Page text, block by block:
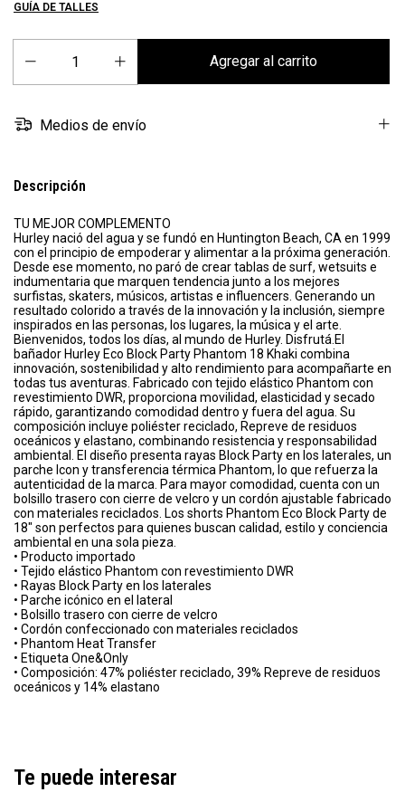
GUÍA DE TALLES
Medios de envío
Descripción
TU MEJOR COMPLEMENTO
Hurley nació del agua y se fundó en Huntington Beach, CA en 1999
con el principio de empoderar y alimentar a la próxima generación.
Desde ese momento, no paró de crear tablas de surf, wetsuits e
indumentaria que marquen tendencia junto a los mejores
surfistas, skaters, músicos, artistas e influencers. Generando un
resultado colorido a través de la innovación y la inclusión, siempre
inspirados en las personas, los lugares, la música y el arte.
Bienvenidos, todos los días, al mundo de Hurley. Disfrutá.El
bañador Hurley Eco Block Party Phantom 18 Khaki combina
innovación, sostenibilidad y alto rendimiento para acompañarte en
todas tus aventuras. Fabricado con tejido elástico Phantom con
revestimiento DWR, proporciona movilidad, elasticidad y secado
rápido, garantizando comodidad dentro y fuera del agua. Su
composición incluye poliéster reciclado, Repreve de residuos
oceánicos y elastano, combinando resistencia y responsabilidad
ambiental. El diseño presenta rayas Block Party en los laterales, un
parche Icon y transferencia térmica Phantom, lo que refuerza la
autenticidad de la marca. Para mayor comodidad, cuenta con un
bolsillo trasero con cierre de velcro y un cordón ajustable fabricado
con materiales reciclados. Los shorts Phantom Eco Block Party de
18" son perfectos para quienes buscan calidad, estilo y conciencia
ambiental en una sola pieza.
• Producto importado
• Tejido elástico Phantom con revestimiento DWR
• Rayas Block Party en los laterales
• Parche icónico en el lateral
• Bolsillo trasero con cierre de velcro
• Cordón confeccionado con materiales reciclados
• Phantom Heat Transfer
• Etiqueta One&Only
• Composición: 47% poliéster reciclado, 39% Repreve de residuos
oceánicos y 14% elastano
Te puede interesar